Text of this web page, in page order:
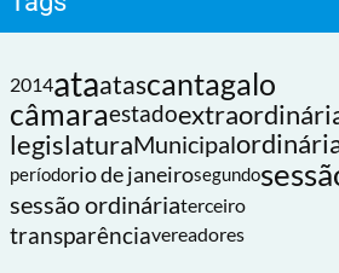
2014ataatascantagalo
câmaraestado
legislaturaMunicipal
períodorio de janeirosegundo
sessão ordináriaterceiro
transparênciavereadores